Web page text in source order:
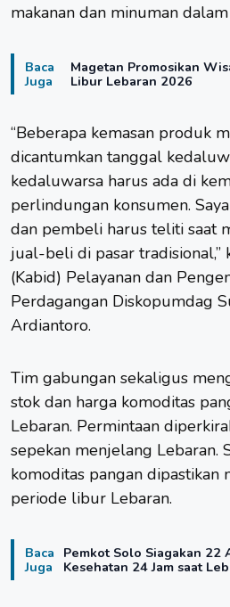
makanan dan minuman dalam
Baca
Juga
Magetan Promosikan
Libur Lebaran 2026
“Beberapa kemasan produk
dicantumkan tanggal
kedaluwarsa harus ada di
perlindungan konsumen.
dan pembeli harus teliti saat
jual-beli di pasar tradisional,”
(Kabid) Pelayanan dan
Perdagangan Diskopumdag
Ardiantoro.
Tim gabungan sekaligus
stok dan harga komoditas
Lebaran. Permintaan
sepekan menjelang Lebaran.
komoditas pangan dipastikan
periode libur Lebaran.
Baca
Juga
Pemkot Solo Siagakan 22
Kesehatan 24 Jam saat